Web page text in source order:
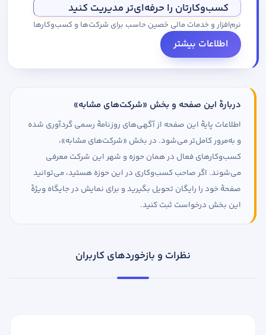
کسب‌وکارتان را حرفه‌ای‌تر مدیریت کنید
نرم‌افزار و خدمات مالی حَصین حاسب برای شرکت‌ها و کسب‌وکارها
اطلاعات بیشتر
دربارهٔ این صفحه و بخش «شرکت‌های مشابه»
اطلاعات پایهٔ این صفحه از آگهی‌های روزنامهٔ رسمی گردآوری شده
و به‌مرور کامل‌تر می‌شود. در بخش «شرکت‌های مشابه»،
کسب‌وکارهای فعال در همان حوزه و شهر این شرکت معرفی
می‌شوند. اگر صاحب کسب‌وکاری در این حوزه هستید، می‌توانید
صفحهٔ خود را رایگان تحویل بگیرید و برای نمایش در جایگاه ویژهٔ
این بخش درخواست ثبت کنید.
نظرات و بازخوردهای کاربران